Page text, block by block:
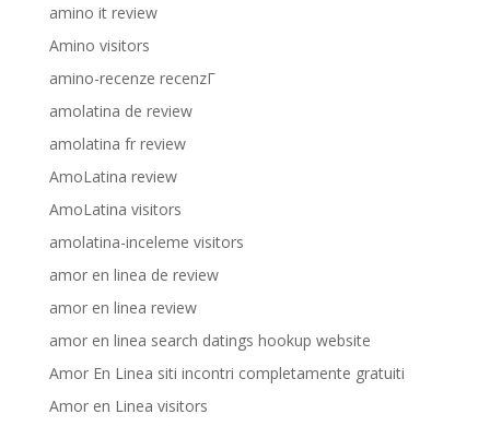
amino it review
Amino visitors
amino-recenze recenzГ­
amolatina de review
amolatina fr review
AmoLatina review
AmoLatina visitors
amolatina-inceleme visitors
amor en linea de review
amor en linea review
amor en linea search datings hookup website
Amor En Linea siti incontri completamente gratuiti
Amor en Linea visitors